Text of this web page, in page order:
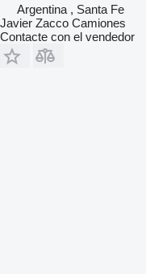
Argentina , Santa Fe
Javier Zacco Camiones
Contacte con el vendedor